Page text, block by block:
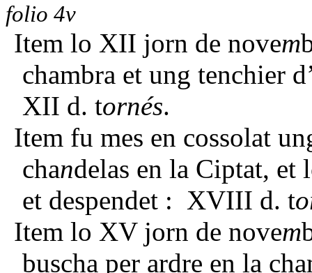
folio 4v
Item lo XII jorn de novem
chambra et ung tenchier
XII d. tornés.
Item fu mes en cossolat
chandelas en la Ciptat,
et despendet : XVIII d. t
Item lo XV jorn de novem
buscha per ardre en la